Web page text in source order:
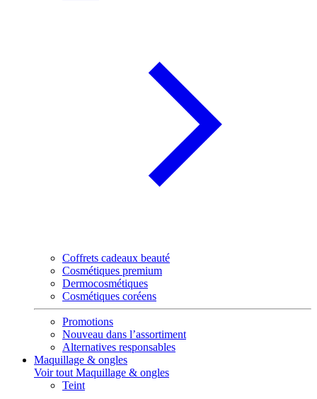
Coffrets cadeaux beauté
Cosmétiques premium
Dermocosmétiques
Cosmétiques coréens
Promotions
Nouveau dans l’assortiment
Alternatives responsables
Maquillage & ongles
Voir tout Maquillage & ongles
Teint